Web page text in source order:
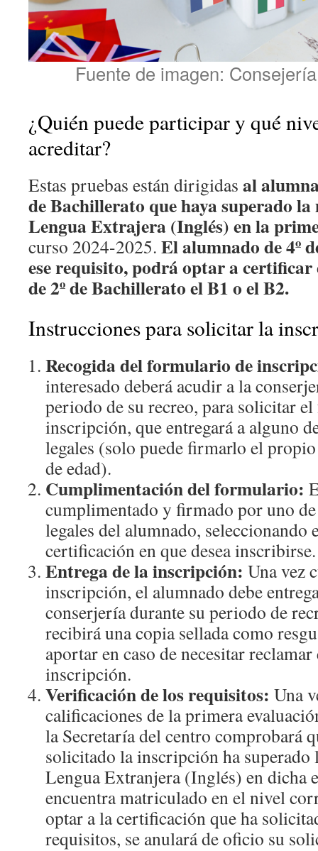
Fuente de imagen:
¿Quién puede participar y qué
acreditar?
Estas pruebas están dirigidas al
de Bachillerato que haya superado
Lengua Extrajera (Inglés) en la
curso 2024-2025. El alumnado de 4º
ese requisito, podrá optar a
de 2º de Bachillerato el B1 o el B2.
Instrucciones para solicitar la
Recogida del formulario de
interesado deberá acudir a la
periodo de su recreo, para solicitar
inscripción, que entregará a alguno
legales (solo puede firmarlo el
de edad).
Cumplimentación del formulario:
cumplimentado y firmado por uno
legales del alumnado, seleccionando
certificación en que desea inscribirse.
Entrega de la inscripción: Una vez
inscripción, el alumnado debe
conserjería durante su periodo de
recibirá una copia sellada como
aportar en caso de necesitar
inscripción.
Verificación de los requisitos: Una
calificaciones de la primera
la Secretaría del centro comprobará
solicitado la inscripción ha superado
Lengua Extranjera (Inglés) en dicha
encuentra matriculado en el nivel
optar a la certificación que ha
requisitos, se anulará de oficio su